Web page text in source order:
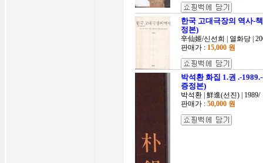
한국 고대극장의 역사-
정본)
辛仙姬/신선희 | 열화당 |
판매가 : 15,000 원
박석환 화집 1.권 .-
증정본)
박석환 | 鮮進(선진) | 1989/
판매가 : 50,000 원